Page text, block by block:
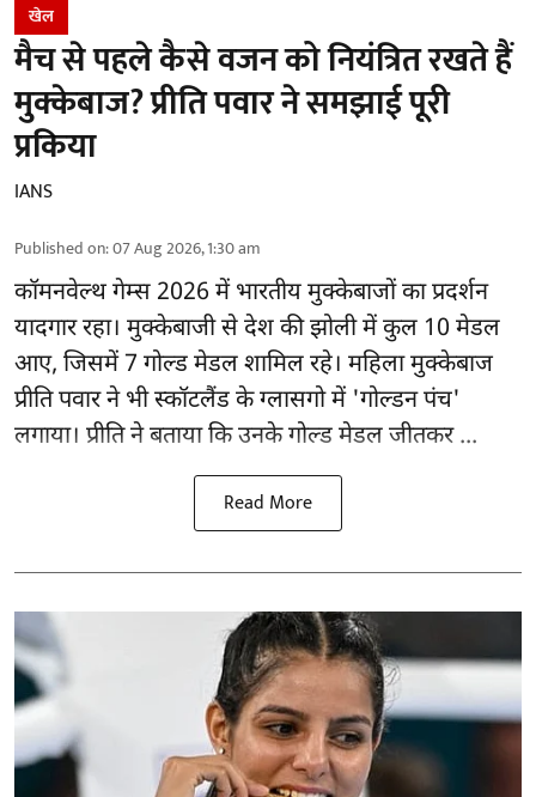
खेल
मैच से पहले कैसे वजन को नियंत्रित रखते हैं
मुक्केबाज? प्रीति पवार ने समझाई पूरी
प्रकिया
IANS
Published on:07 Aug 2026, 1:30 am
कॉमनवेल्थ गेम्स 2026 में भारतीय मुक्केबाजों का प्रदर्शन
यादगार रहा। मुक्केबाजी से देश की झोली में कुल 10 मेडल
आए, जिसमें 7 गोल्ड मेडल शामिल रहे। महिला मुक्केबाज
प्रीति पवार ने भी स्कॉटलैंड के ग्लासगो में 'गोल्डन पंच'
लगाया। प्रीति ने बताया कि उनके गोल्ड मेडल जीतकर ...
Read More